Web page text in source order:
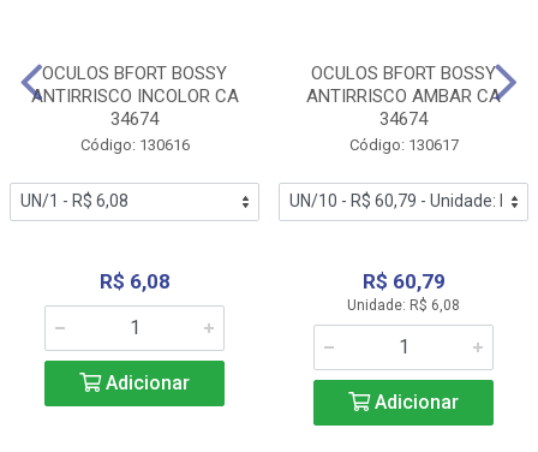
OCULOS BFORT BOSSY
ANTIRRISCO INCOLOR CA
34674
Código: 130616
R$ 6,08
Adicionar
OCULOS BFORT BOSSY
ANTIRRISCO AMBAR CA
34674
Código: 130617
R$ 60,79
Unidade: R$ 6,08
Adicionar